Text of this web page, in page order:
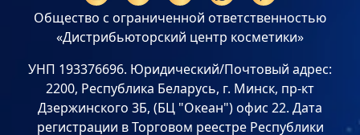
Общество с ограниченной ответственностью
«Дистрибьюторский центр косметики»
УНП 193376696. Юридический/Почтовый адрес:
2200, Республика Беларусь, г. Минск, пр-кт
Дзержинского 3Б, (БЦ "Океан") офис 22. Дата
регистрации в Торговом реестре Республики